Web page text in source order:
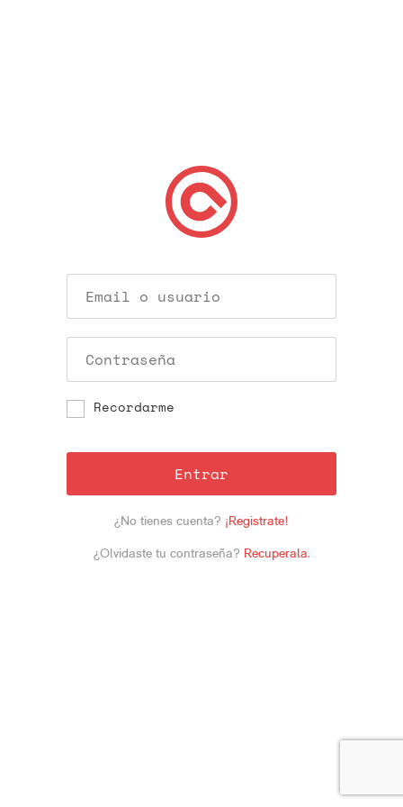
Recordarme
Entrar
¿No tienes cuenta? ¡Registrate!
¿Olvidaste tu contraseña? Recuperala.